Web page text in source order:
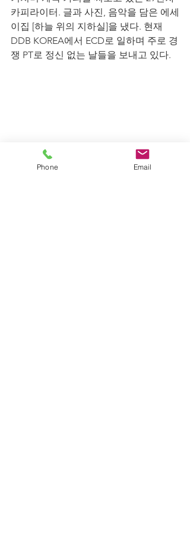
카피라이터. 글과 사진, 음악을 담은 에세
이집 [하늘 위의 지하실]을 냈다. 현재
DDB KOREA에서 ECD로 일하며 주로 경
쟁 PT로 정신 없는 날들을 보내고 있다.
Phone Email